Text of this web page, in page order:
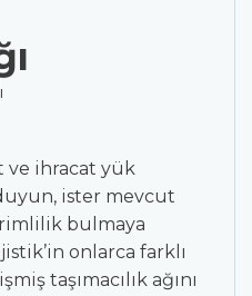
ve ihracat yük
ister mevcut
bulmaya
onlarca farklı
taşımacılık ağını